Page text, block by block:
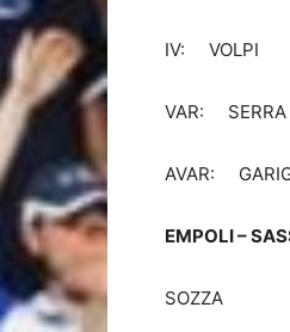
IV: VOLPI
VAR: SERRA
AVAR:
EMPOLI –
SOZZA